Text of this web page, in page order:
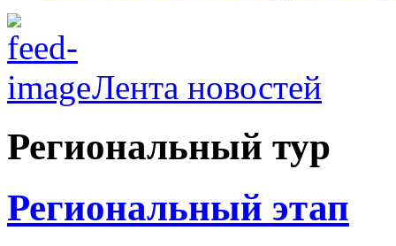
Лента новостей
Региональный тур
Региональный этап